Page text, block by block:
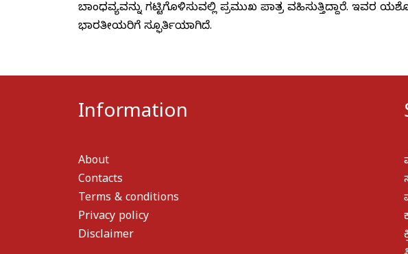
ಬಾಂಧವ್ಯವನ್ನು ಗಟ್ಟಿಗೊಳಿಸುವಲ್ಲಿ ಪ್ರಮುಖ ಪಾತ್ರ ವಹಿಸುತ್ತಿದ್ದಾರೆ.
ಭಾರತೀಯರಿಗೆ ಸ್ಫೂರ್ತಿಯಾಗಿದೆ.
Information
About
Contacts
Terms & conditions
Privacy policy
Disclaimer